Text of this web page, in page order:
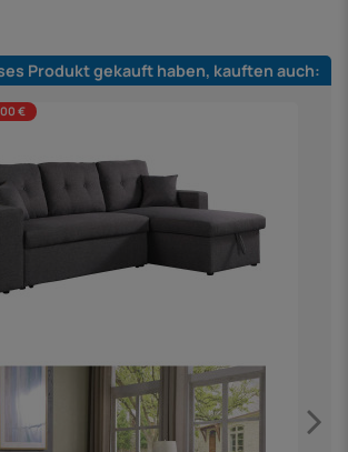
Produkt gekauft haben, kauften auch:
€